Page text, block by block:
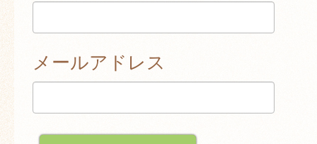
メールアドレス